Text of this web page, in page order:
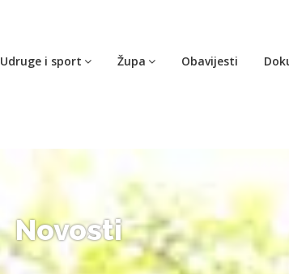
Udruge i sport Župa Obavijesti
Novosti